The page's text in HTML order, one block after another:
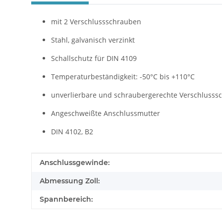
mit 2 Verschlussschrauben
Stahl, galvanisch verzinkt
Schallschutz für DIN 4109
Temperaturbeständigkeit: -50°C bis +110°C
unverlierbare und schraubergerechte
Angeschweißte Anschlussmutter
DIN 4102, B2
Produkteigenschaft
Wert
Anschlussgewinde:
Abmessung Zoll:
Spannbereich: